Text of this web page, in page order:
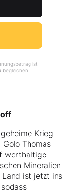
ist
begleichen.
Krieg
Golo Thomas
werthaltige
Mineralien
Land ist jetzt ins